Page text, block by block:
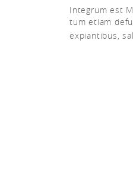
Integrum est
tum etiam
expiantibus,